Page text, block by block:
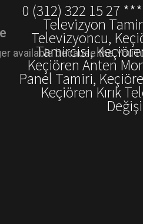
0 (312) 322 15 27
Televizyon
Televizyoncu,
Tamircisi,
Keçiören Anten
Panel Tamiri,
Keçiören Kırık